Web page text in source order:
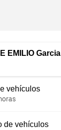
EMILIO Garcia
vehículos
de vehículos